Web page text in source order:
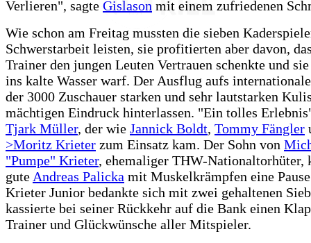
Verlieren", sagte Gislason mit einem zufriedenen
Wie schon am Freitag mussten die sieben
Schwerstarbeit leisten, sie profitierten aber davon,
Trainer den jungen Leuten Vertrauen schenkte und
ins kalte Wasser warf. Der Ausflug aufs
der 3000 Zuschauer starken und sehr lautstarken
mächtigen Eindruck hinterlassen. "Ein tolles
Tjark Müller, der wie Jannick Boldt, Tommy Fängler
>Moritz Krieter zum Einsatz kam. Der Sohn von
"Pumpe" Krieter, ehemaliger THW-Nationaltorhüter,
gute Andreas Palicka mit Muskelkrämpfen eine
Krieter Junior bedankte sich mit zwei gehaltenen
kassierte bei seiner Rückkehr auf die Bank einen
Trainer und Glückwünsche aller Mitspieler.